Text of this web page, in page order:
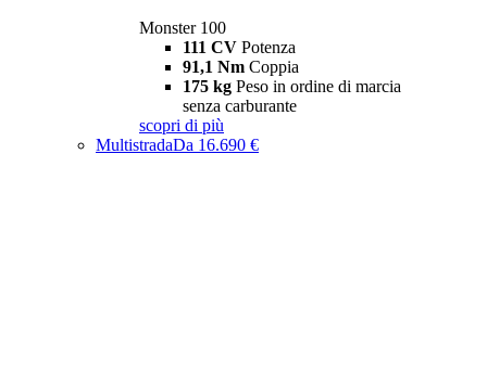
Monster 100
111 CV Potenza
91,1 Nm Coppia
175 kg Peso in ordine di marcia
senza carburante
scopri di più
MultistradaDa 16.690 €